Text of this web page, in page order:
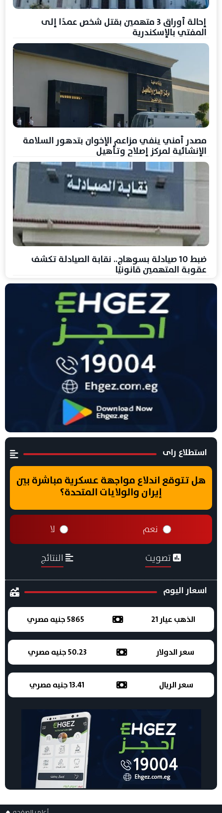
إحالة أوراق 3 متهمين بقتل شخص عمدًا إلى
المفتي بالإسكندرية
مصدر أمني ينفي مزاعم الإخوان بتدهور السلامة
الإنشائية لمركز إصلاح وتأهيل
ضبط 10 صيادلة بسوهاج.. نقابة الصيادلة تكشف
عقوبة المتهمين قانونيًا
استطلاع راى
هل تتوقع اندلاع مواجهة عسكرية مباشرة بين
إيران والولايات المتحدة؟
نعم لا
تصويت النتائج
اسعار اليوم
الذهب عيار 21 5865 جنيه مصري
سعر الدولار 50.23 جنيه مصري
سعر الريال 13.41 جنيه مصري